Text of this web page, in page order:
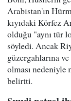
Arabistan'ın
kıyıdaki Körfez
olduğu "aynı tür
söyledi. Ancak
güzergahlarına
olması nedeniyle
belirtti.